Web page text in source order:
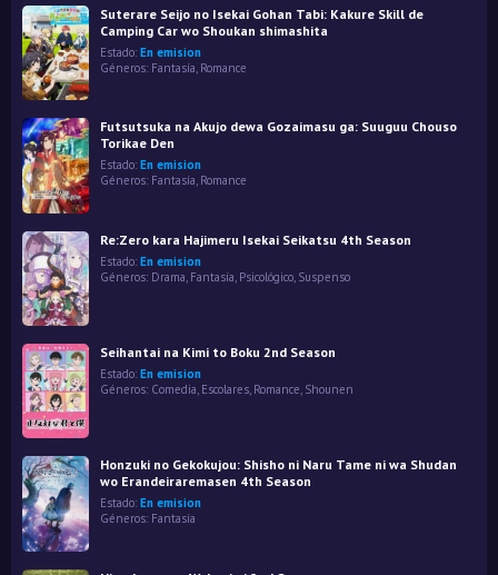
Suterare Seijo no Isekai Gohan Tabi: Kakure Skill de
Camping Car wo Shoukan shimashita
Estado: En emision
Géneros: Fantasía, Romance
Futsutsuka na Akujo dewa Gozaimasu ga: Suuguu Chouso
Torikae Den
Estado: En emision
Géneros: Fantasía, Romance
Re:Zero kara Hajimeru Isekai Seikatsu 4th Season
Estado: En emision
Géneros: Drama Fantasía Psicológico Suspenso
Seihantai na Kimi to Boku 2nd Season
Estado: En emision
Géneros: Comedia, Escolares, Romance, Shounen
Honzuki no Gekokujou: Shisho ni Naru Tame ni wa Shudan
wo Erandeiraremasen 4th Season
Estado: En emision
Géneros: Fantasía